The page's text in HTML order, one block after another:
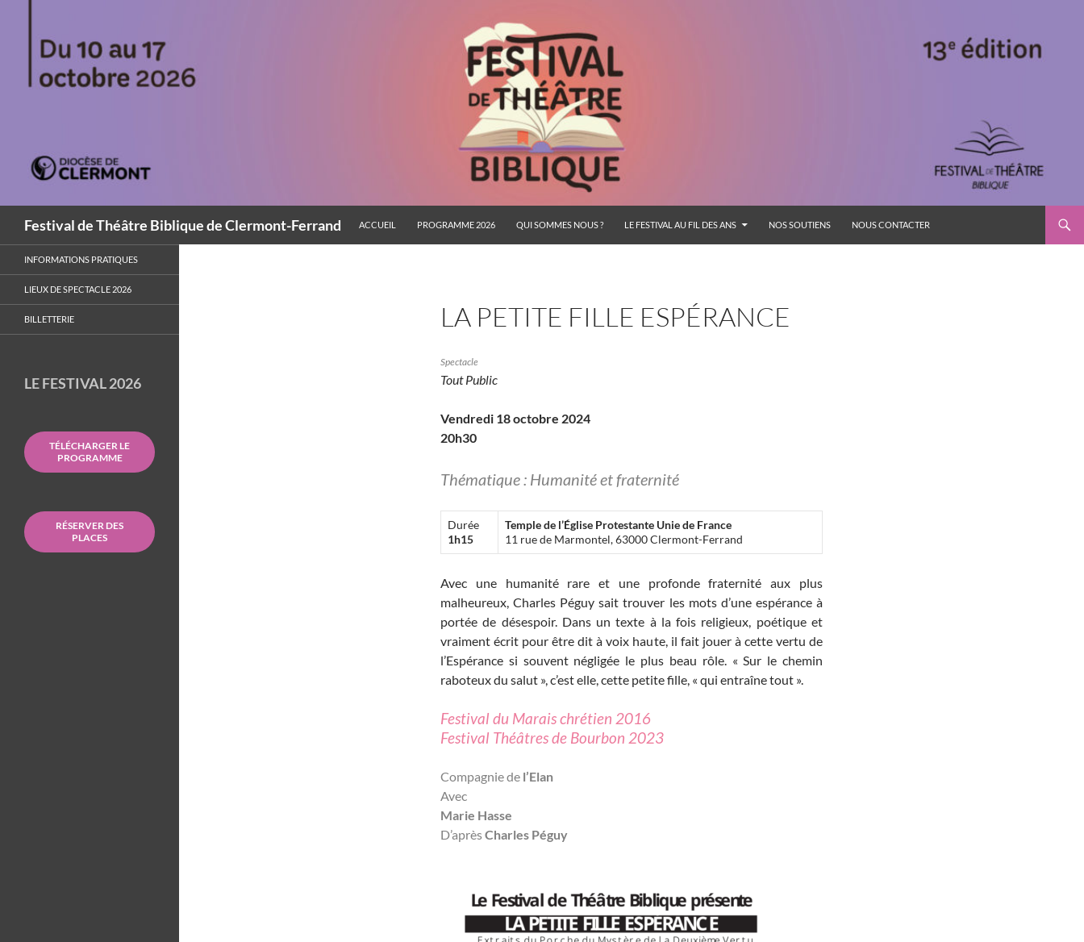
contenu
Festival de Théâtre Biblique de Clermont-Ferrand ACCUEIL PROGRAMME 2026 QUI SOMMES NOUS ? LE FESTIVAL AU FIL DES ANS NOS SOUTIENS NOUS CONTACTER
LA PETITE FILLE ESPÉRANCE
Spectacle
Tout Public
Vendredi 18 octobre 2024
20h30
Thématique : Humanité et fraternité
Durée
1h15
Temple de l’Église Protestante Unie de France
11 rue de Marmontel, 63000 Clermont-Ferrand
Avec une humanité rare et une profonde fraternité aux plus
malheureux, Charles Péguy sait trouver les mots d’une espérance à
portée de désespoir. Dans un texte à la fois religieux, poétique et
vraiment écrit pour être dit à voix haute, il fait jouer à cette vertu de
l’Espérance si souvent négligée le plus beau rôle. « Sur le chemin
raboteux du salut », c’est elle, cette petite fille, « qui entraîne tout ».
Festival du Marais chrétien 2016
Festival Théâtres de Bourbon 2023
Compagnie de l’Elan
Avec
Marie Hasse
D’aprèsCharles Péguy
INFORMATIONS PRATIQUES
LIEUX DE SPECTACLE 2026
BILLETTERIE
LE FESTIVAL 2026
TÉLÉCHARGER LE
PROGRAMME
RÉSERVER DES
PLACES